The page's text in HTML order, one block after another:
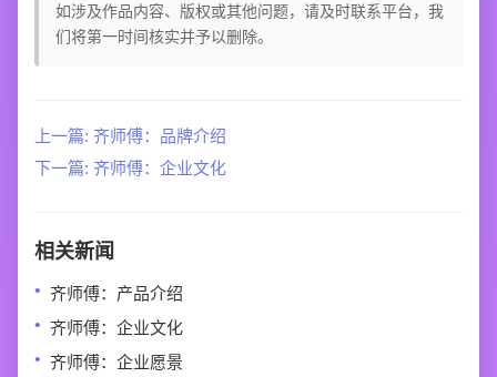
如涉及作品内容、版权或其他问题，请及时联系平台，我
们将第一时间核实并予以删除。
上一篇: 齐师傅：品牌介绍
下一篇: 齐师傅：企业文化
相关新闻
齐师傅：产品介绍
齐师傅：企业文化
齐师傅：企业愿景